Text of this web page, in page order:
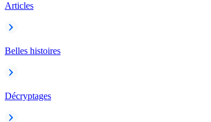
Articles
Belles histoires
Décryptages